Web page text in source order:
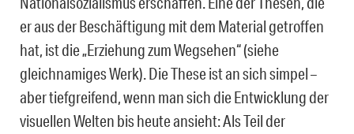
er aus der Beschäftigung mit dem Material getroffen
hat, ist die „Erziehung zum Wegsehen“ (siehe
gleichnamiges Werk). Die These ist an sich simpel –
aber tiefgreifend, wenn man sich die Entwicklung der
visuellen Welten bis heute ansieht: Als Teil der